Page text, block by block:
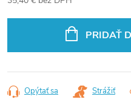
PRIDAŤ
Opýtať sa Strážiť